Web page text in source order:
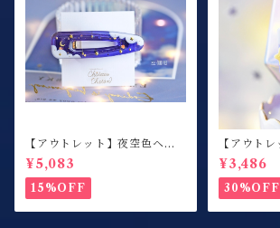
【アウトレット】夜空色ヘア
クリップ / 左側用
¥5,083
15%OFF
【アウト
事 / 絵馬シェイカー / キーホ
ルダー / ミ
¥3,486
30%OFF